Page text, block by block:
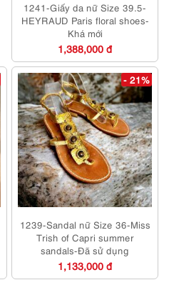
1241-Giấy da nữ Size 39.5-
HEYRAUD Paris floral shoes-
Khá mới
1,388,000 đ
- 21%
1239-Sandal nữ Size 36-Miss
Trish of Capri summer
sandals-Đã sử dụng
1,133,000 đ